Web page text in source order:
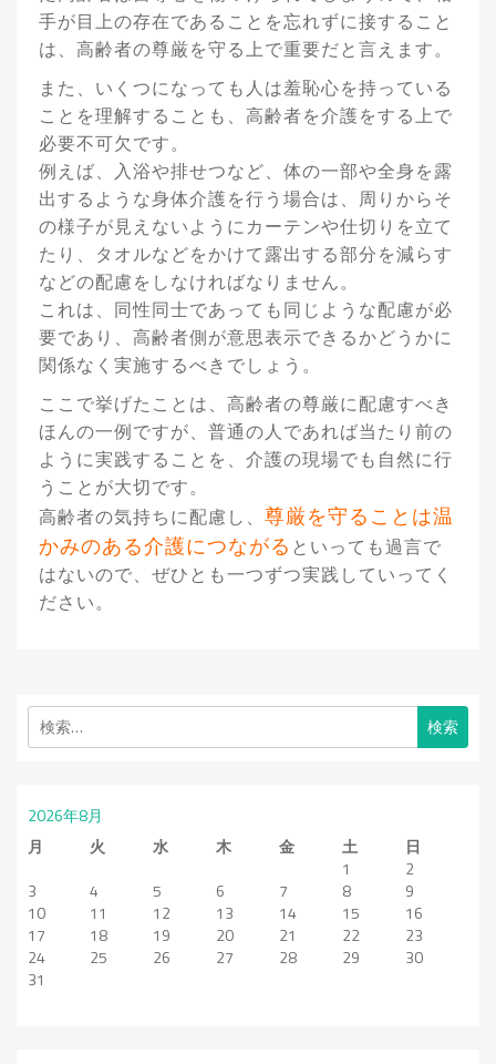
手が目上の存在であることを忘れずに接すること
は、高齢者の尊厳を守る上で重要だと言えます。
また、いくつになっても人は羞恥心を持っている
ことを理解することも、高齢者を介護をする上で
必要不可欠です。
例えば、入浴や排せつなど、体の一部や全身を露
出するような身体介護を行う場合は、周りからそ
の様子が見えないようにカーテンや仕切りを立て
たり、タオルなどをかけて露出する部分を減らす
などの配慮をしなければなりません。
これは、同性同士であっても同じような配慮が必
要であり、高齢者側が意思表示できるかどうかに
関係なく実施するべきでしょう。
ここで挙げたことは、高齢者の尊厳に配慮すべき
ほんの一例ですが、普通の人であれば当たり前の
ように実践することを、介護の現場でも自然に行
うことが大切です。
高齢者の気持ちに配慮し、 尊厳を守ることは温
かみのある介護につながる といっても過言で
はないので、ぜひとも一つずつ実践していってく
ださい。
検
索:
2026年8月
月
火 水 木 金 土
日
1
2
3
4 5 6 7 8
9
10
11 12 13 14 15
16
17
18 19 20 21 22
23
24
25 26 27 28 29
30
31